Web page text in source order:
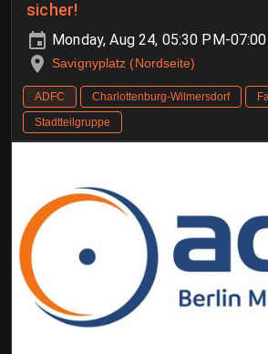
sicher!
Monday, Aug 24, 05:30 PM-
Savignyplatz (Nordseite)
ADFC Charlottenburg-Wilmersdorf
Stadtteilgruppe